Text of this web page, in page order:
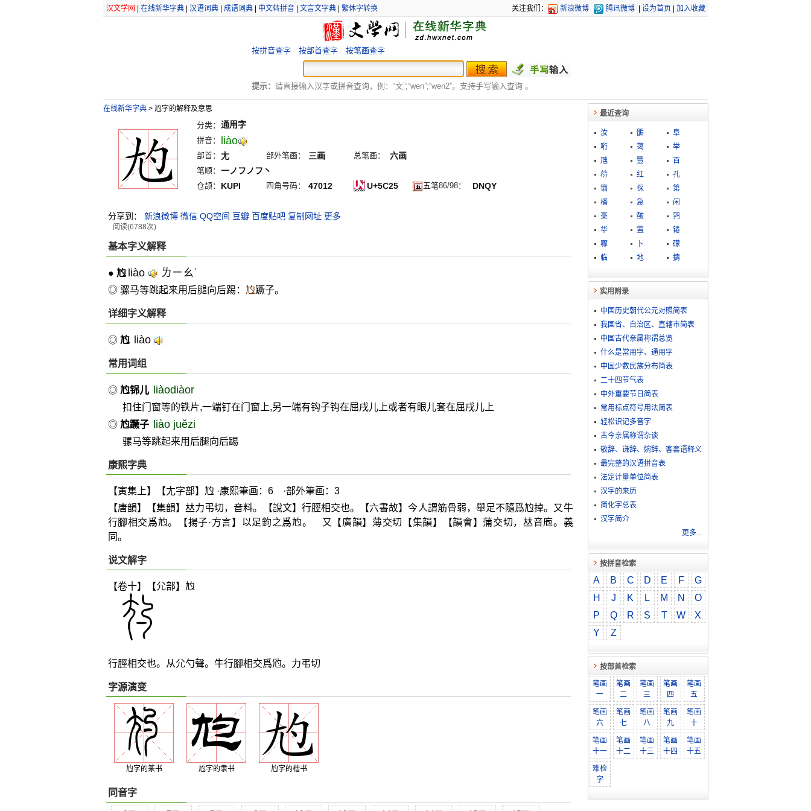
汉文学网 在线新华字典| 汉语词典| 成语词典| 中文转拼音| 文言文字典| 繁体字转换 关注我们： 新浪微博 腾讯微博 设为首页 加入收藏
按拼音查字 按部首查字 按笔画查字
提示： 请直接输入汉字或拼音查询，例：“文”;“wen”;“wen2”。支持手写输入查询 。
在线新华字典 >尥字的解释及意思
分类： 通用字
拼音： liào
部首： 尢 部外笔画： 三画 总笔画： 六画
笔顺： 一ノフノフ丶
仓颉： KUPI 四角号码： 47012 U+5C25 五笔86/98： DNQY
分享到： 新浪微博 微信 QQ空间 豆瓣 百度贴吧 复制网址 更多
阅读(6788次)
基本字义解释
● 尥 liào ㄌㄧㄠˋ
◎ 骡马等跳起来用后腿向后踢： 尥蹶子。
详细字义解释
◎ 尥 liào
常用词组
◎ 尥铞儿 liàodiàor
扣住门窗等的铁片,一端钉在门窗上,另一端有钩子钩在屈戌儿上或者有眼儿套在屈戌儿上
◎ 尥蹶子 liào juězi
骡马等跳起来用后腿向后踢
康熙字典
【寅集上】【尢字部】尥 ·康熙筆画：6 ·部外筆画：3
【唐韻】【集韻】𠀤力弔切，音料。【說文】行脛相交也。【六書故】今人謂筋骨弱，舉足不隨爲尥掉。又牛
行腳相交爲尥。【揚子·方言】以足鉤之爲尥。 又【廣韻】薄交切【集韻】【韻會】蒲交切， 𠀤音庖。義
同。
说文解字
【卷十】【尣部】 尥
行脛相交也。从尣勺聲。牛行腳相交爲尦。力弔切
字源演变
尥字的篆书 尥字的隶书 尥字的楷书
同音字
最近查询
汝 骺
阜
哘
蔼
举
虺
豐
百
葕
红
孔
镏
探
第
橎
急
闲
稁
皶
鹁
华
霻
锩
嚤
卜
礞
临
地 擣
实用附录
中国历史朝代公元对照简表
我国省、自治区、直辖市简表
中国古代亲属称谓总览
什么是常用字、通用字
中国少数民族分布简表
二十四节气表
中外重要节日简表
常用标点符号用法简表
轻松识记多音字
古今亲属称谓杂谈
敬​辞​、​谦​辞​、​婉​辞​、​客​套​语​释​义
最完整的汉语拼音表
法定计量单位简表
汉字的来历
简化字总表
汉字简介
更多...
按拼音检索
A B C D E F
G
H
J K L M N
O
P
Q R S T W
X
Y
Z
按部首检索
笔画
一
笔画
二
笔画
三
笔画
四
笔画
五
笔画
六
笔画
七
笔画
八
笔画
九
笔画
十
笔画
十一
笔画
十二
笔画
十三
笔画
十四
笔画
十五
难检
字